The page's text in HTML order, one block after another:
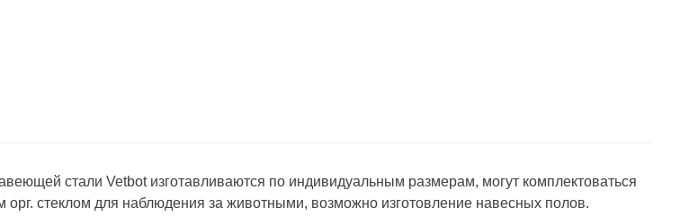
стали Vetbot изготавливаются по индивидуальным размерам, могут комплектоваться
стеклом для наблюдения за животными, возможно изготовление навесных полов.